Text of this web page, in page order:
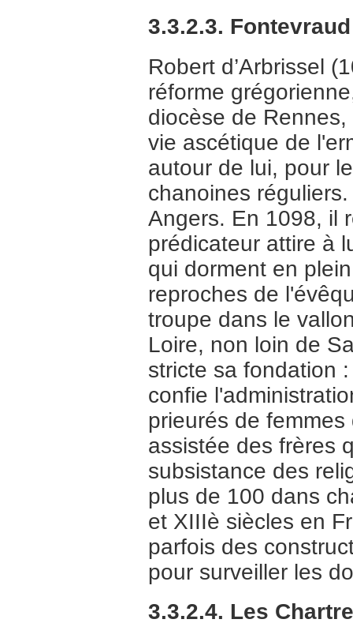
3.3.2.3. Fontevraud
Robert d’Arbrissel
réforme
diocèse de
vie ascétique de
autour de lui, pour
chanoines
Angers. En 1098, il
prédicateur attire à
qui dorment en
reproches de
troupe dans le
Loire, non loin de
stricte sa fondation
confie
prieurés de
assistée des frères
subsistance des
plus de 100 dans
et XIIIè siècles en
parfois des
pour surveiller les
3.3.2.4. Les